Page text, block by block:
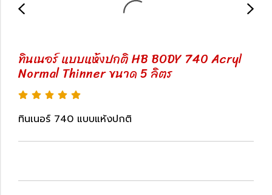
ทินเนอร์ แบบแห้งปกติ HB BODY 740 Acryl
Normal Thinner ขนาด 5 ลิตร
ทินเนอร์ 740 แบบแห้งปกติ